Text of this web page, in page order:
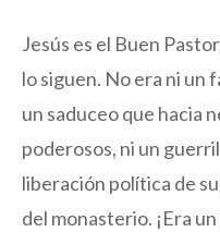
Jesús es el Buen
lo siguen. No era ni un
un saduceo que hacia
poderosos, ni un
liberación política de
del monasterio. ¡Era